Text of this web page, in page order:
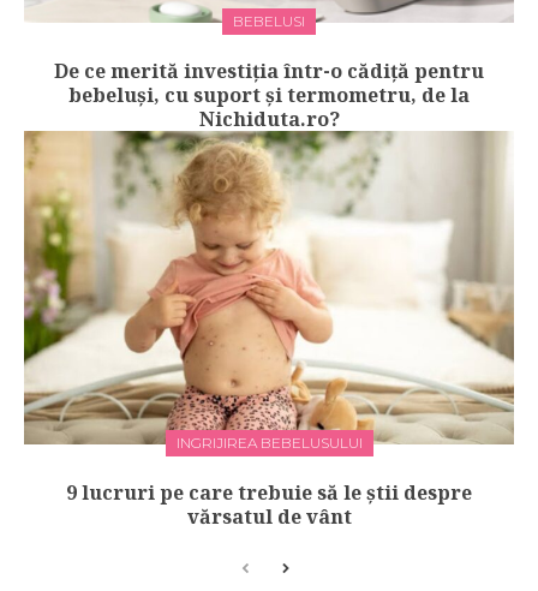
BEBELUSI
De ce merită investiția într-o cădiță pentru
bebeluși, cu suport și termometru, de la
Nichiduta.ro?
INGRIJIREA BEBELUSULUI
9 lucruri pe care trebuie să le știi despre
vărsatul de vânt